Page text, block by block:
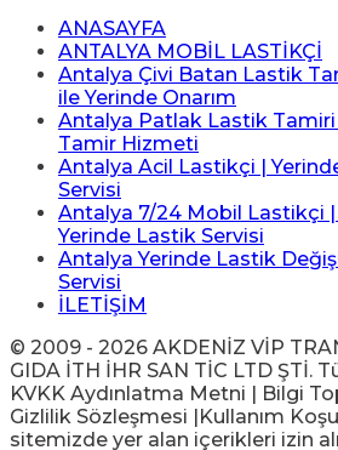
ANASAYFA
ANTALYA MOBİL LASTİKÇİ
Antalya Çivi Batan Lastik
ile Yerinde Onarım
Antalya Patlak Lastik
Tamir Hizmeti
Antalya Acil Lastikçi |
Servisi
Antalya 7/24 Mobil Lastikçi |
Yerinde Lastik Servisi
Antalya Yerinde Lastik
Servisi
İLETİŞİM
© 2009 - 2026 AKDENİZ VİP
GIDA İTH İHR SAN TİC LTD ŞTİ.
KVKK Aydınlatma Metni | Bilgi
Gizlilik Sözleşmesi |Kullanım
sitemizde yer alan içerikleri izin